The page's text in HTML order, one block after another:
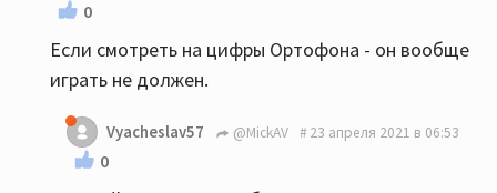
0
Если смотреть на цифры Ортофона - он вообще
играть не должен.
Vyacheslav57 @MickAV 23 апреля 2021 в 06:53
0